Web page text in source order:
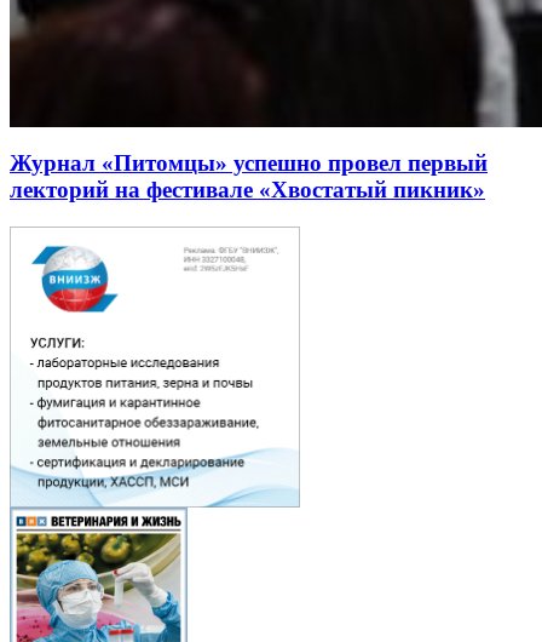
Журнал «Питомцы» успешно провел первый
лекторий на фестивале «Хвостатый пикник»